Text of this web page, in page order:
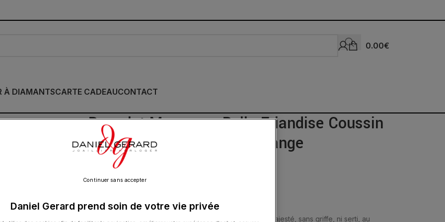
0.00€
À DIAMANTSCARTE CADEAUCONTACT
Bracelet Morganne Bello Friandise Coussin
Agathe Blanche Cordon Orange
90.00€
Cette collection emblématique met les pierres fines en majesté, sans griffe, ni serti, au
Daniel Gerard prend soin de votre vie privée
Continuer sans accepter